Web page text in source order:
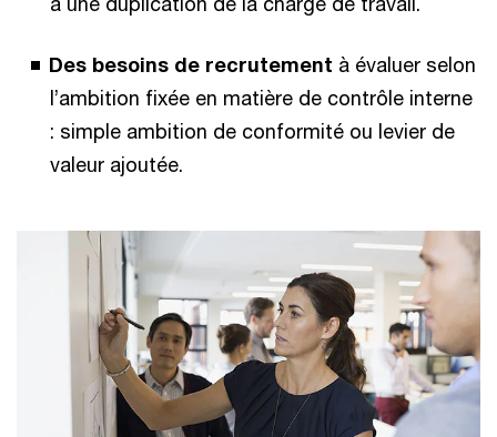
Des besoins de recrutement à évaluer selon
l’ambition fixée en matière de contrôle interne
: simple ambition de conformité ou levier de
valeur ajoutée.